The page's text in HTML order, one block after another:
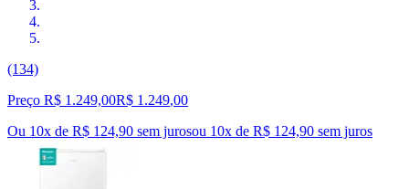
(134)
Preço R$ 1.249,00R$ 1.249,00
Ou 10x de R$ 124,90 sem jurosou 10x de R$ 124,90 sem juros